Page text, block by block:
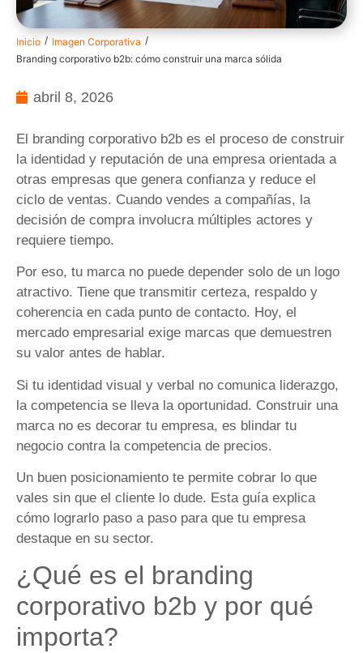
Inicio / Imagen Corporativa /
Branding corporativo b2b: cómo construir una marca sólida
abril 8, 2026
El branding corporativo b2b es el proceso de construir
la identidad y reputación de una empresa orientada a
otras empresas que genera confianza y reduce el
ciclo de ventas. Cuando vendes a compañías, la
decisión de compra involucra múltiples actores y
requiere tiempo.
Por eso, tu marca no puede depender solo de un logo
atractivo. Tiene que transmitir certeza, respaldo y
coherencia en cada punto de contacto. Hoy, el
mercado empresarial exige marcas que demuestren
su valor antes de hablar.
Si tu identidad visual y verbal no comunica liderazgo,
la competencia se lleva la oportunidad. Construir una
marca no es decorar tu empresa, es blindar tu
negocio contra la competencia de precios.
Un buen posicionamiento te permite cobrar lo que
vales sin que el cliente lo dude. Esta guía explica
cómo lograrlo paso a paso para que tu empresa
destaque en su sector.
¿Qué es el branding
corporativo b2b y por qué
importa?